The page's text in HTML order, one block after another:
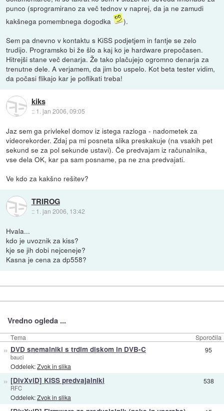
punco (sprogramirano za več tednov v naprej, da ja ne zamudi
kakšnega pomembnega dogodka
).
Sem pa dnevno v kontaktu s KiSS podjetjem in fantje se zelo
trudijo. Programsko bi že šlo a kaj ko je hardware prepočasen.
Hitrejši stane več denarja. Že tako plačujejo ogromno denarja za
trenutne dele. A verjamem, da jim bo uspelo. Kot beta tester vidim,
da počasi flikajo kar je poflikati treba!
kiks
:: 1. jan 2006, 09:05
Jaz sem ga privlekel domov iz istega razloga - nadometek za
videorekorder. Zdaj pa mi posneta slika preskakuje (na vsakih pet
sekund se za pol sekunde ustavi). Če predvajam iz računalnika,
vse dela OK, kar pa sam posname, pa ne zna predvajati.
Ve kdo za kakšno rešitev?
TRIROG
:: 1. jan 2006, 13:42
Hvala...
kdo je uvoznik za kiss?
kje se jih dobi nejceneje?
Kasna je cena za dp558?
Vredno ogleda ...
Tema Sporočila
» DVD snemalniki s trdim diskom in DVB-C
bauci
Oddelek:Zvok in slika
95
» [DivXviD] KISS predvajalniki
RFC
Oddelek:Zvok in slika
538